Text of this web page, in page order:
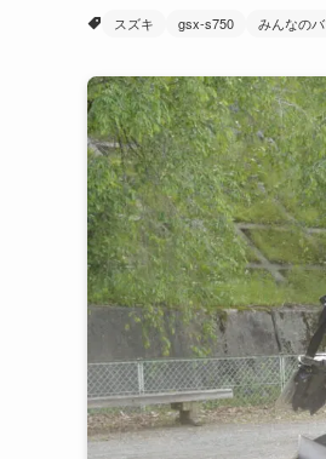
スズキ gsx-s750 みんなの